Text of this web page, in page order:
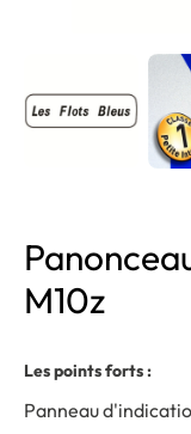
M10z
Les points forts :
Panneau